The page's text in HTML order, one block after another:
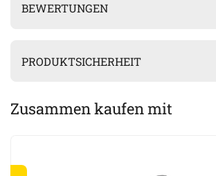
BEWERTUNGEN
PRODUKTSICHERHEIT
Zusammen kaufen mit